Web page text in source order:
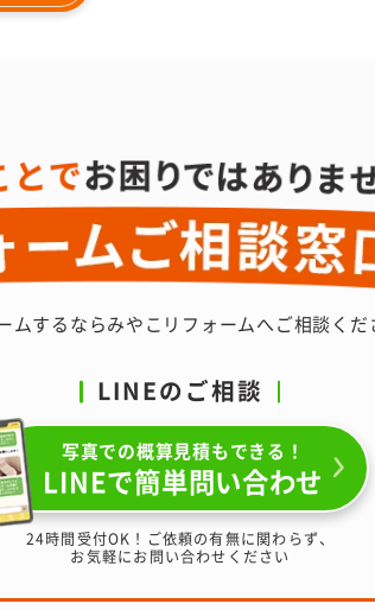
ムするならみやこリフォームへご相談くだ
LINEのご相談
写真での概算見積もできる！
LINEで簡単問い合わせ
24時間受付OK！ご依頼の有無に関わらず、
お気軽にお問い合わせください